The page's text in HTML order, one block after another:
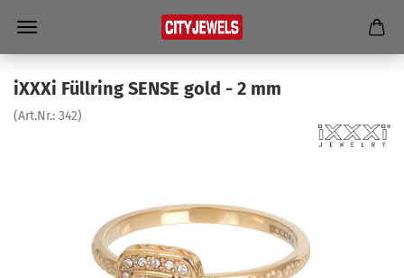
iXXXi Füll­ring SENSE gold - 2 mm
(Art.Nr.: 342)